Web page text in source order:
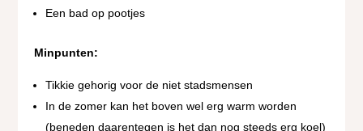
Een bad op pootjes
Minpunten:
Tikkie gehorig voor de niet stadsmensen
In de zomer kan het boven wel erg warm worden
(beneden daarentegen is het dan nog steeds erg koel)